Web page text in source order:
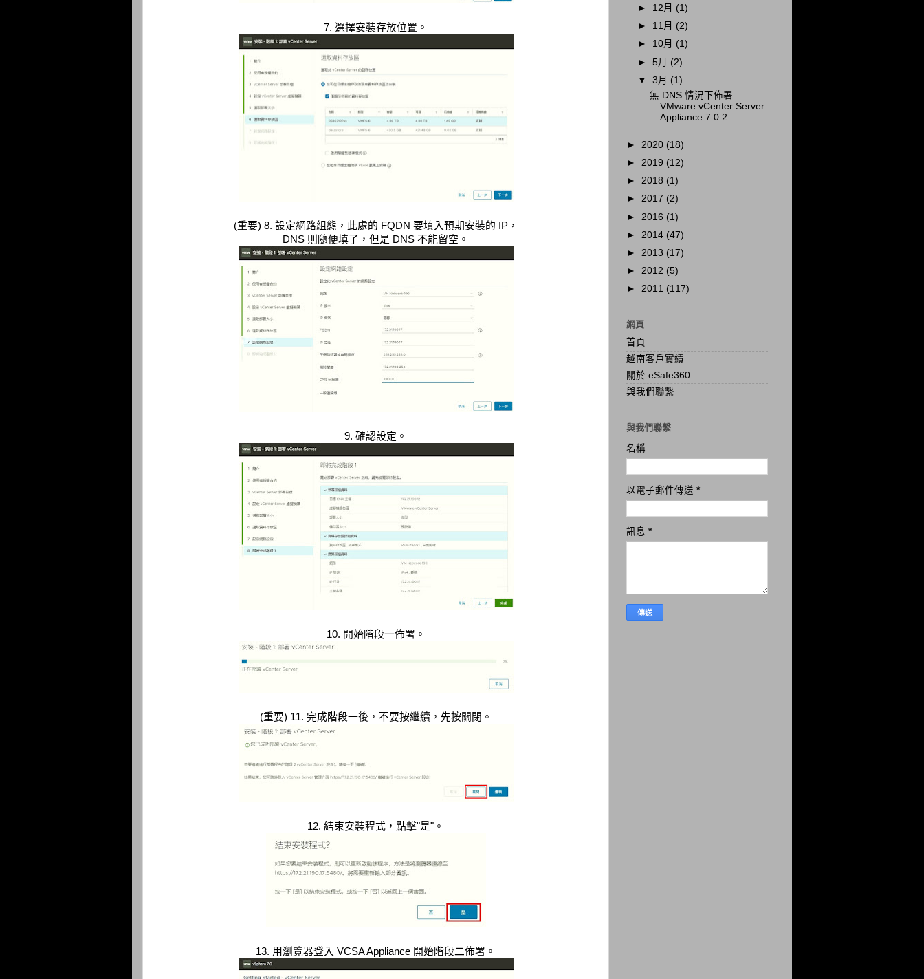
7. 選擇安裝存放位置。
(重要) 8. 設定網路組態，此處的 FQDN 要填入預期安裝的 IP，
DNS 則隨便填了，但是 DNS 不能留空。
9. 確認設定。
10. 開始階段一佈署。
(重要) 11. 完成階段一後，不要按繼續，先按關閉。
12. 結束安裝程式，點擊"是"。
13. 用瀏覽器登入 VCSA Appliance 開始階段二佈署。
► 12月 (1)
► 11月 (2)
► 10月 (1)
►5月 (2)
▼3月 (1)
無 DNS 情況下佈署
VMware vCenter Server
Appliance 7.0.2
► 2020 (18)
► 2019 (12)
► 2018 (1)
► 2017 (2)
► 2016 (1)
► 2014 (47)
► 2013 (17)
► 2012 (5)
► 2011 (117)
網頁
首頁
越南客戶實績
關於 eSafe360
與我們聯繫
與我們聯繫
名稱
以電子郵件傳送 *
訊息 *